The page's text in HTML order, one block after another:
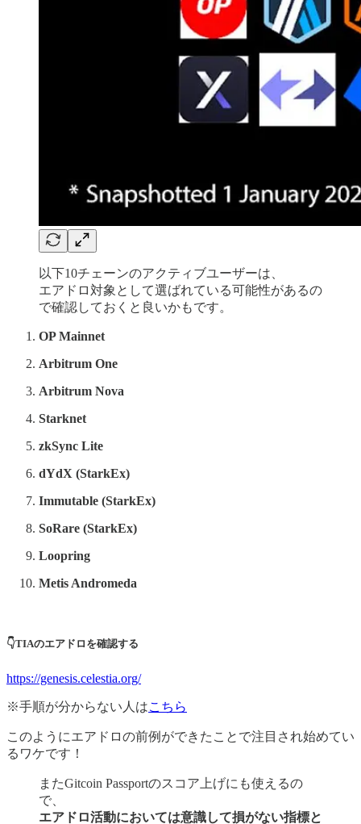
以下10チェーンのアクティブユーザーは、
エアドロ対象として選ばれている可能性があるの
で確認しておくと良いかもです。
OP Mainnet
Arbitrum One
Arbitrum Nova
Starknet
zkSync Lite
dYdX (StarkEx)
Immutable (StarkEx)
SoRare (StarkEx)
Loopring
Metis Andromeda
👇TIAのエアドロを確認する
https://genesis.celestia.org/
※手順が分からない人はこちら
このようにエアドロの前例ができたことで注目され始めてい
るワケです！
またGitcoin Passportのスコア上げにも使えるの
で、
エアドロ活動においては意識して損がない指標と